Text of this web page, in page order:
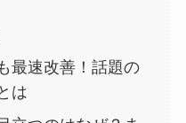
最速改善！話題の
は